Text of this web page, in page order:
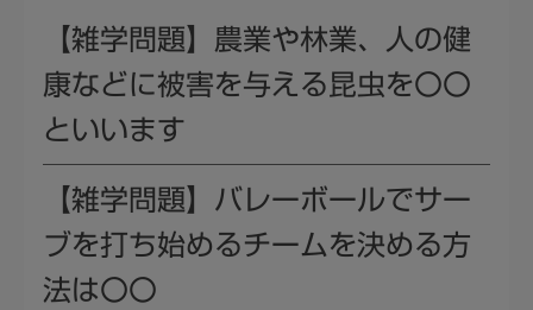
【雑学問題】農業や林業、人の健
康などに被害を与える昆虫を〇〇
といいます
【雑学問題】バレーボールでサー
ブを打ち始めるチームを決める方
法は〇〇